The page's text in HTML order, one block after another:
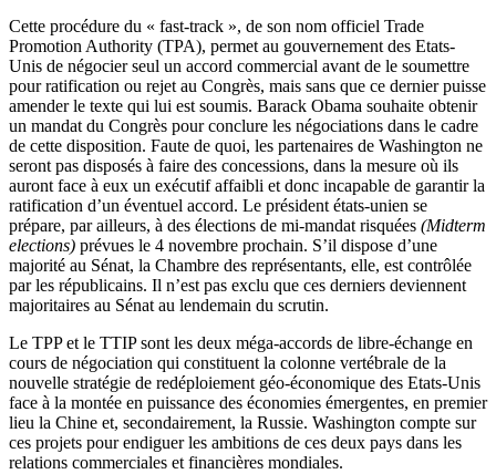
Cette procédure du « fast-track », de son nom officiel Trade
Promotion Authority (TPA), permet au gouvernement des Etats-
Unis de négocier seul un accord commercial avant de le soumettre
pour ratification ou rejet au Congrès, mais sans que ce dernier puisse
amender le texte qui lui est soumis. Barack Obama souhaite obtenir
un mandat du Congrès pour conclure les négociations dans le cadre
de cette disposition. Faute de quoi, les partenaires de Washington ne
seront pas disposés à faire des concessions, dans la mesure où ils
auront face à eux un exécutif affaibli et donc incapable de garantir la
ratification d’un éventuel accord. Le président états-unien se
prépare, par ailleurs, à des élections de mi-mandat risquées (Midterm
elections) prévues le 4 novembre prochain. S’il dispose d’une
majorité au Sénat, la Chambre des représentants, elle, est contrôlée
par les républicains. Il n’est pas exclu que ces derniers deviennent
majoritaires au Sénat au lendemain du scrutin.
Le TPP et le TTIP sont les deux méga-accords de libre-échange en
cours de négociation qui constituent la colonne vertébrale de la
nouvelle stratégie de redéploiement géo-économique des Etats-Unis
face à la montée en puissance des économies émergentes, en premier
lieu la Chine et, secondairement, la Russie. Washington compte sur
ces projets pour endiguer les ambitions de ces deux pays dans les
relations commerciales et financières mondiales.